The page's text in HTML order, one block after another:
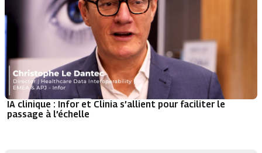
IA clinique : Infor et Clinia s’allient pour faciliter le
passage à l’échelle